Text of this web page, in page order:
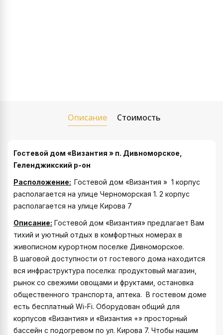
Описание Стоимость
Гостевой дом «Византия » п. Дивноморское,
Геленджикский р-он
Расположение: Гостевой дом «Византия » 1 корпус
располагается на улице Черноморская 1. 2 корпус
располагается на улице Кирова 7
Описание: Гостевой дом «Византия» предлагает Вам
тихий и уютный отдых в комфортных номерах в
живописном курортном поселке Дивноморское.
В шаговой доступности от гостевого дома находится
вся инфраструктура поселка: продуктовый магазин,
рынок со свежими овощами и фруктами, остановка
общественного транспорта, аптека. В гостевом доме
есть бесплатный Wi-Fi. Оборудован общий для
корпусов «Византия» и «Византия +» просторный
бассейн с подогревом по ул. Кирова 7. Чтобы нашим